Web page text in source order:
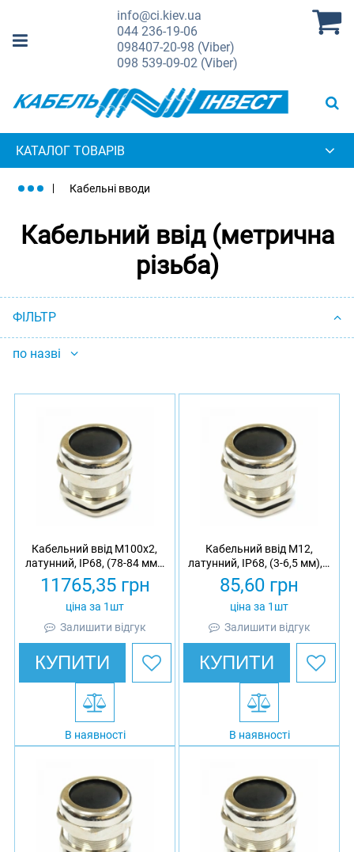
info@ci.kiev.ua
044236-19-06
098407-20-98 (Viber)
098 539-09-02 (Viber)
КАТАЛОГ ТОВАРІВ
Кабельні вводи
Кабельний ввід (метрична
різьба)
ФІЛЬТР
по назві
Кабельний ввід М100х2,
латунний, IP68, (78-84 мм),
з гайкою
11765,35грн
ціна за 1шт
Залишити відгук
КУПИТИ
В наявності
Кабельний ввід М12,
латунний, IP68, (3-6,5 мм), з
гайкою
85,60 грн
ціна за 1шт
Залишити відгук
КУПИТИ
В наявності